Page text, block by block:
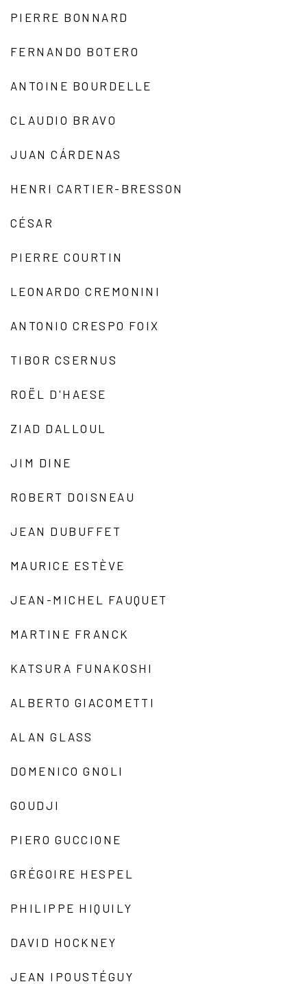
PIERRE BONNARD
FERNANDO BOTERO
ANTOINE BOURDELLE
CLAUDIO BRAVO
JUAN CÁRDENAS
HENRI CARTIER-BRESSON
CÉSAR
PIERRE COURTIN
LEONARDO CREMONINI
ANTONIO CRESPO FOIX
TIBOR CSERNUS
ROËL D'HAESE
ZIAD DALLOUL
JIM DINE
ROBERT DOISNEAU
JEAN DUBUFFET
MAURICE ESTÈVE
JEAN-MICHEL FAUQUET
MARTINE FRANCK
KATSURA FUNAKOSHI
ALBERTO GIACOMETTI
ALAN GLASS
DOMENICO GNOLI
GOUDJI
PIERO GUCCIONE
GRÉGOIRE HESPEL
PHILIPPE HIQUILY
DAVID HOCKNEY
JEAN IPOUSTÉGUY